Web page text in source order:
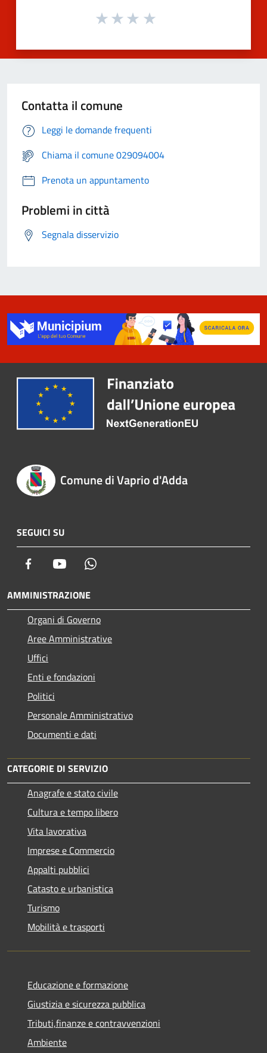
Contatta il comune
Leggi le domande frequenti
Chiama il comune 029094004
Prenota un appuntamento
Problemi in città
Segnala disservizio
Comune di Vaprio d'Adda
SEGUICI SU
Facebook Youtube
AMMINISTRAZIONE
Organi di Governo
Aree Amministrative
Uffici
Enti e fondazioni
Politici
Personale Amministrativo
Documenti e dati
CATEGORIE DI SERVIZIO
Anagrafe e stato civile
Cultura e tempo libero
Vita lavorativa
Imprese e Commercio
Appalti pubblici
Catasto e urbanistica
Turismo
Mobilità e trasporti
Educazione e formazione
Giustizia e sicurezza pubblica
Tributi,finanze e contravvenzioni
Ambiente